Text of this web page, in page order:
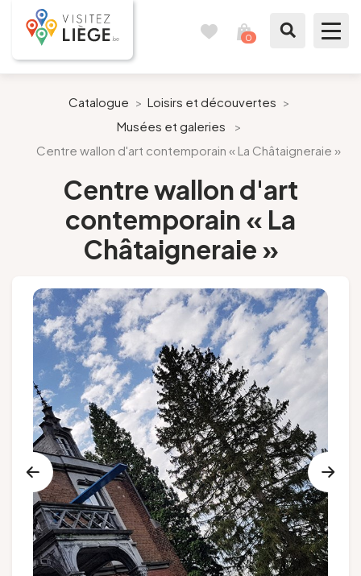
0
Comme un Liégeois
Préparer mon séjour
Nos suggestions
Pays de Liège
Agenda
Suivez-nous
Groupes et voyagistes
FR EN NL DE
Catalogue > Loisirs et découvertes >
Musées et galeries
>
Centre wallon d'art contemporain « La Châtaigneraie »
Centre wallon d'art
contemporain « La
Châtaigneraie »